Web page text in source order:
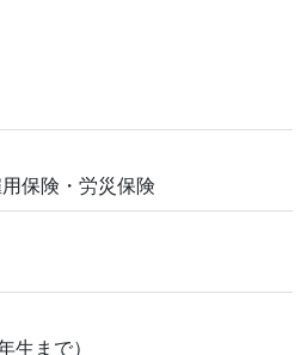
保険・労災保険
生まで）